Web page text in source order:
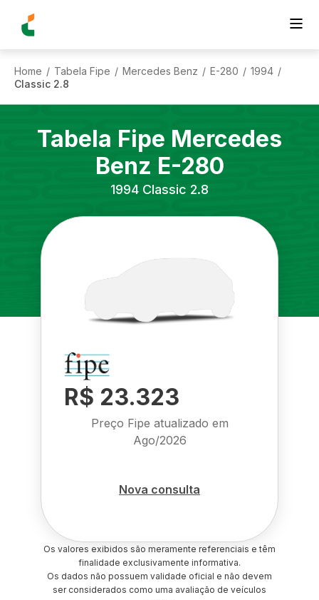
Home / Tabela Fipe / Mercedes Benz / E-280 / 1994 /
Classic 2.8
Tabela Fipe Mercedes
Benz E-280
1994 Classic 2.8
R$ 23.323
Preço Fipe atualizado em
Ago/2026
Nova consulta
Os valores exibidos são meramente referenciais e têm
finalidade exclusivamente informativa.
Os dados não possuem validade oficial e não devem
ser considerados como uma avaliação de veículos